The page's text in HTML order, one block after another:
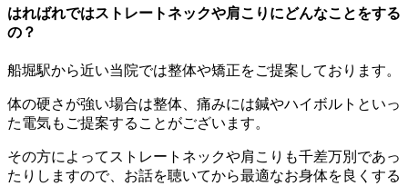
はればれではストレートネックや肩こりにどんなことをする
の？
船堀駅から近い当院では整体や矯正をご提案しております。
体の硬さが強い場合は整体、痛みには鍼やハイボルトといっ
た電気もご提案することがございます。
その方によってストレートネックや肩こりも千差万別であっ
たりしますので、お話を聴いてから最適なお身体を良くする